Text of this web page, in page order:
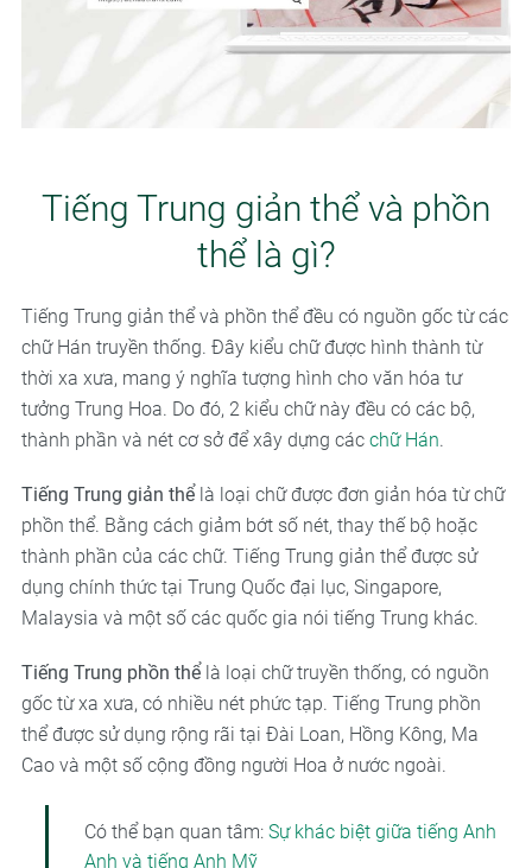
Tiếng Trung giản thể và phồn
thể là gì?
Tiếng Trung giản thể và phồn thể đều có nguồn gốc từ các
chữ Hán truyền thống. Đây kiểu chữ được hình thành từ
thời xa xưa, mang ý nghĩa tượng hình cho văn hóa tư
tưởng Trung Hoa. Do đó, 2 kiểu chữ này đều có các bộ,
thành phần và nét cơ sở để xây dựng các chữ Hán.
Tiếng Trung giản thểlà loại chữ được đơn giản hóa từ chữ
phồn thể. Bằng cách giảm bớt số nét, thay thế bộ hoặc
thành phần của các chữ. Tiếng Trung giản thể được sử
dụng chính thức tại Trung Quốc đại lục, Singapore,
Malaysia và một số các quốc gia nói tiếng Trung khác.
Tiếng Trung phồn thểlà loại chữ truyền thống, có nguồn
gốc từ xa xưa, có nhiều nét phức tạp. Tiếng Trung phồn
thể được sử dụng rộng rãi tại Đài Loan, Hồng Kông, Ma
Cao và một số cộng đồng người Hoa ở nước ngoài.
Có thể bạn quan tâm: Sự khác biệt giữa tiếng Anh
Anh và tiếng Anh Mỹ